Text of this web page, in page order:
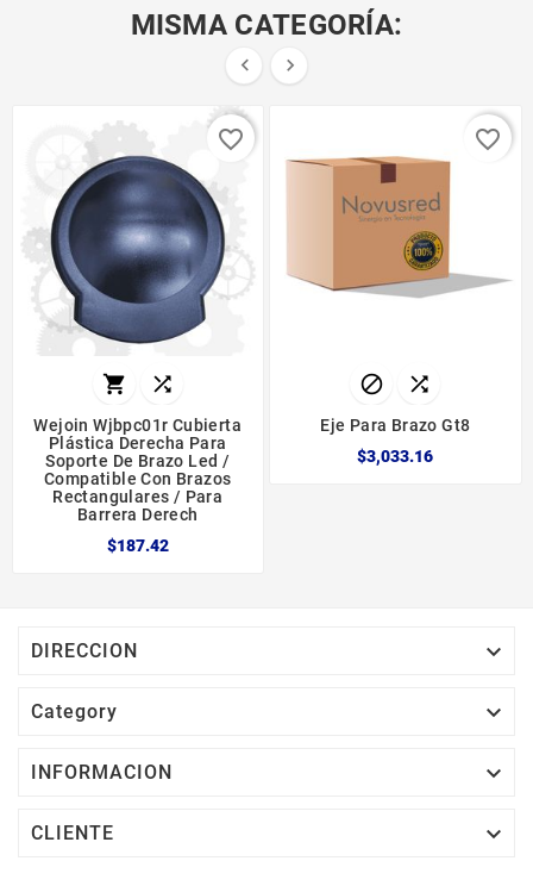
MISMA CATEGORÍA:
 
 
Wejoin Wjbpc01r Cubierta
Plástica Derecha Para
Soporte De Brazo Led /
Compatible Con Brazos
Rectangulares / Para
Barrera Derech
$187.42
favorite_border
 
Eje Para Brazo Gt8
$3,033.16
favorite_border
DIRECCION 
Category 
INFORMACION 
CLIENTE 